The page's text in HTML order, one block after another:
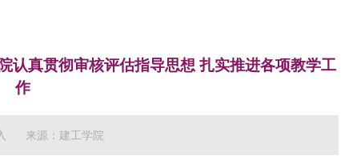
认真贯彻审核评估指导思想 扎实推进各项教学工
作
来源：建工学院